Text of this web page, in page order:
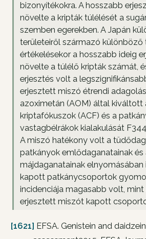
bizonyítékokra. A hosszabb
növelte a kripták túlélését a
szemben egerekben. A Japán
területeiről származó különböző
értékelésekor a hosszabb ideig
növelte a túlélő kripták számát,
erjesztés volt a
erjesztett miszó étrendi
azoximetán (AOM) által kiváltott
kriptafókuszok (ACF) és a
vastagbélrákok kialakulását
A miszó hatékony volt a
patkányok emlődaganatainak és
májdaganatainak elnyomásában
kapott patkánycsoportok
incidenciája magasabb volt,
erjesztett miszót kapott
[1621] EFSA. Genistein and